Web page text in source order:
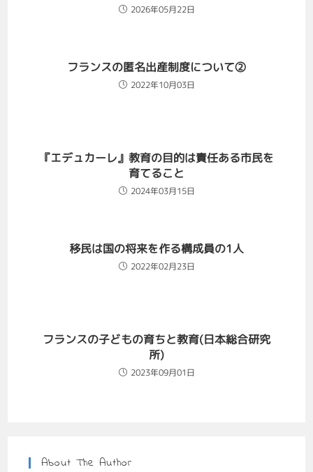
2026年05月22日
フランスの匿名出産制度について②
2022年10月03日
『エデュカーレ』教育の目的は責任ある市民を
育てること
2024年03月15日
移民は国の将来を作る構成員の1人
2022年02月23日
フランスの子どもの育ちと教育(日本総合研究
所)
2023年09月01日
About The Author